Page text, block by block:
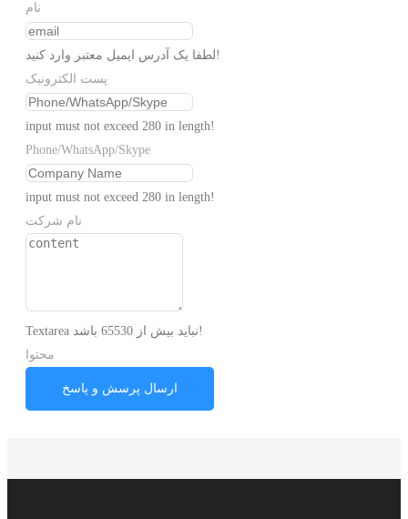
نام
لطفا یک آدرس ایمیل معتبر وارد کنید!
پست الکترونیک
input must not exceed 280 in length!
Phone/WhatsApp/Skype
input must not exceed 280 in length!
نام شرکت
Textarea نباید بیش از 65530 باشد!
محتوا
ارسال پرسش و پاسخ